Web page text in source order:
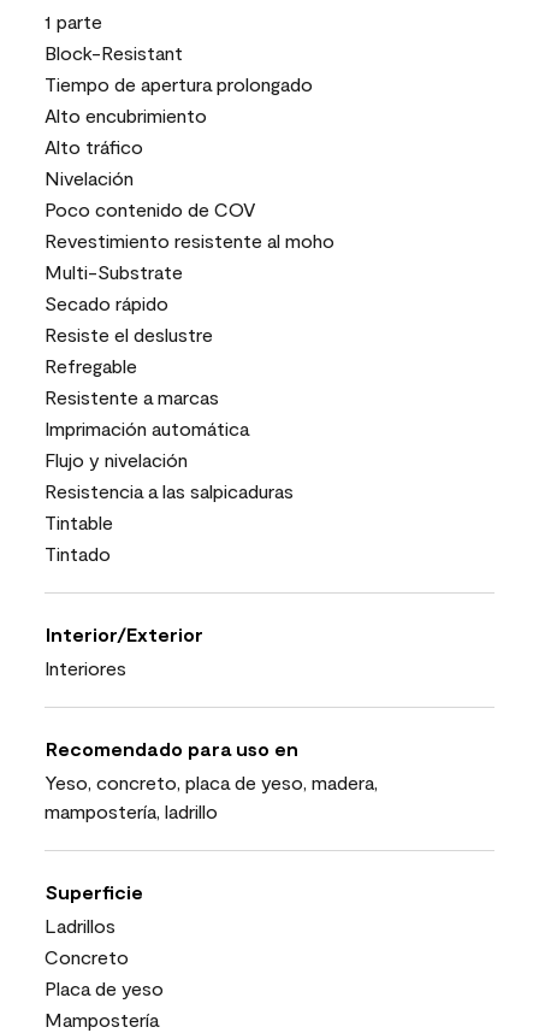
1 parte
Block-Resistant
Tiempo de apertura prolongado
Alto encubrimiento
Alto tráfico
Nivelación
Poco contenido de COV
Revestimiento resistente al moho
Multi-Substrate
Secado rápido
Resiste el deslustre
Refregable
Resistente a marcas
Imprimación automática
Flujo y nivelación
Resistencia a las salpicaduras
Tintable
Tintado
Interior/Exterior
Interiores
Recomendado para uso en
Yeso, concreto, placa de yeso, madera,
mampostería, ladrillo
Superficie
Ladrillos
Concreto
Placa de yeso
Mampostería